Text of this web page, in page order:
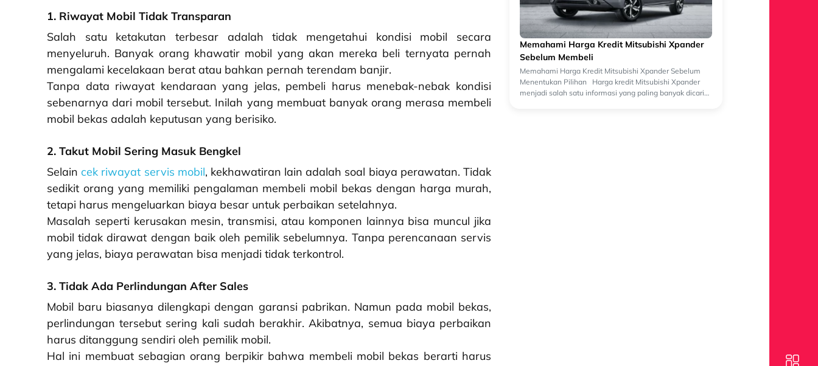
1. Riwayat Mobil Tidak Transparan
Salah satu ketakutan terbesar adalah tidak mengetahui kondisi mobil secara
menyeluruh. Banyak orang khawatir mobil yang akan mereka beli ternyata pernah
mengalami kecelakaan berat atau bahkan pernah terendam banjir.
Tanpa data riwayat kendaraan yang jelas, pembeli harus menebak-nebak kondisi
sebenarnya dari mobil tersebut. Inilah yang membuat banyak orang merasa membeli
mobil bekas adalah keputusan yang berisiko.
2. Takut Mobil Sering Masuk Bengkel
Selaincek riwayat servis mobil, kekhawatiran lain adalah soal biaya perawatan. Tidak
sedikit orang yang memiliki pengalaman membeli mobil bekas dengan harga murah,
tetapi harus mengeluarkan biaya besar untuk perbaikan setelahnya.
Masalah seperti kerusakan mesin, transmisi, atau komponen lainnya bisa muncul jika
mobil tidak dirawat dengan baik oleh pemilik sebelumnya. Tanpa perencanaan servis
yang jelas, biaya perawatan bisa menjadi tidak terkontrol.
3. Tidak Ada Perlindungan After Sales
Mobil baru biasanya dilengkapi dengan garansi pabrikan. Namun pada mobil bekas,
perlindungan tersebut sering kali sudah berakhir. Akibatnya, semua biaya perbaikan
harus ditanggung sendiri oleh pemilik mobil.
Hal ini membuat sebagian orang berpikir bahwa membeli mobil bekas berarti harus
Memahami Harga Kredit Mitsubishi Xpander
Sebelum Membeli
Memahami Harga Kredit Mitsubishi Xpander Sebelum
Menentukan Pilihan Harga kredit Mitsubishi Xpander
menjadi salah satu informasi yang paling banyak dicari